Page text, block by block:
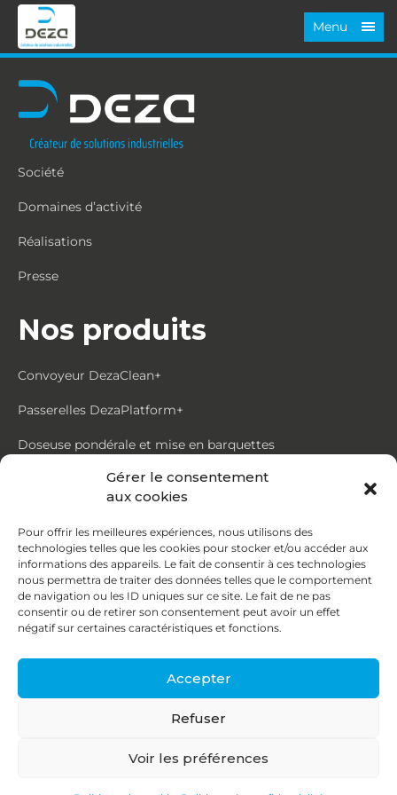
Gérer le consentement
aux cookies
Pour offrir les meilleures expériences, nous utilisons des
technologies telles que les cookies pour stocker et/ou accéder aux
informations des appareils. Le fait de consentir à ces technologies
nous permettra de traiter des données telles que le comportement
de navigation ou les ID uniques sur ce site. Le fait de ne pas
consentir ou de retirer son consentement peut avoir un effet
négatif sur certaines caractéristiques et fonctions.
Accepter
Refuser
Voir les préférences
Menu
Société
Domaines d’activité
Réalisations
Presse
Nos produits
Convoyeur DezaClean+
Passerelles DezaPlatform+
Doseuse pondérale et mise en barquettes
Trémie mouvante DezaMouv+
Contact
87, rue du Ruisseau
38070 St Quentin Fallavier
contact@deza.fr